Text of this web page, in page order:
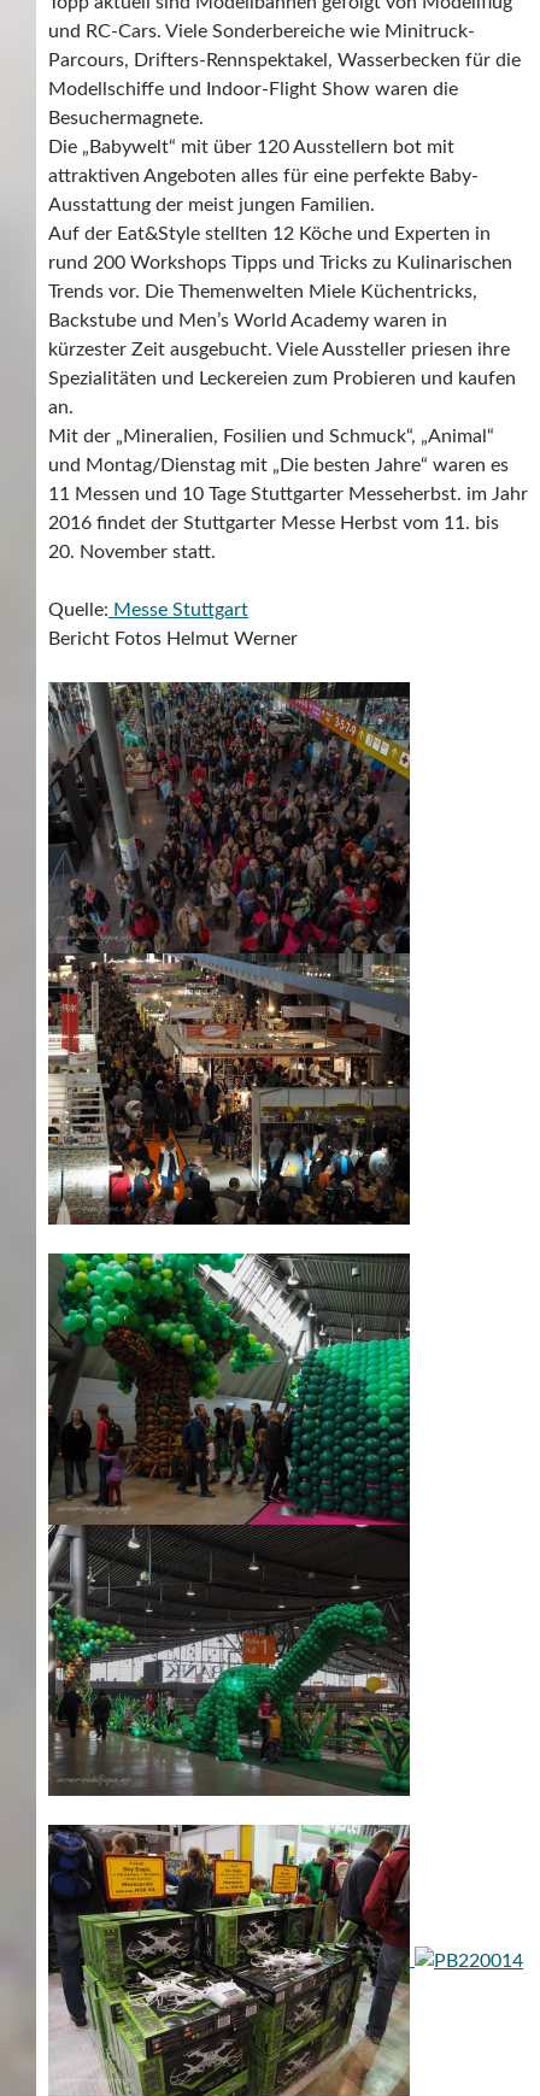
und RC-Cars. Viele Sonderbereiche wie Minitruck-
Parcours, Drifters-Rennspektakel, Wasserbecken für die
Modellschiffe und Indoor-Flight Show waren die
Besuchermagnete.
Die „Babywelt“ mit über 120 Ausstellern bot mit
attraktiven Angeboten alles für eine perfekte Baby-
Ausstattung der meist jungen Familien.
Auf der Eat&Style stellten 12 Köche und Experten in
rund 200 Workshops Tipps und Tricks zu Kulinarischen
Trends vor. Die Themenwelten Miele Küchentricks,
Backstube und Men’s World Academy waren in
kürzester Zeit ausgebucht. Viele Aussteller priesen ihre
Spezialitäten und Leckereien zum Probieren und kaufen
an.
Mit der „Mineralien, Fosilien und Schmuck“, „Animal“
und Montag/Dienstag mit „Die besten Jahre“ waren es
11 Messen und 10 Tage Stuttgarter Messeherbst. im Jahr
2016 findet der Stuttgarter Messe Herbst vom 11. bis
20. November statt.
Quelle: Messe Stuttgart
Bericht Fotos Helmut Werner